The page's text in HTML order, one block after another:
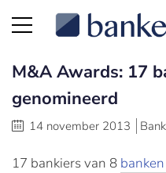
M&A Awards: 17
genomineerd
14 november 2013
17 bankiers van 8 banken